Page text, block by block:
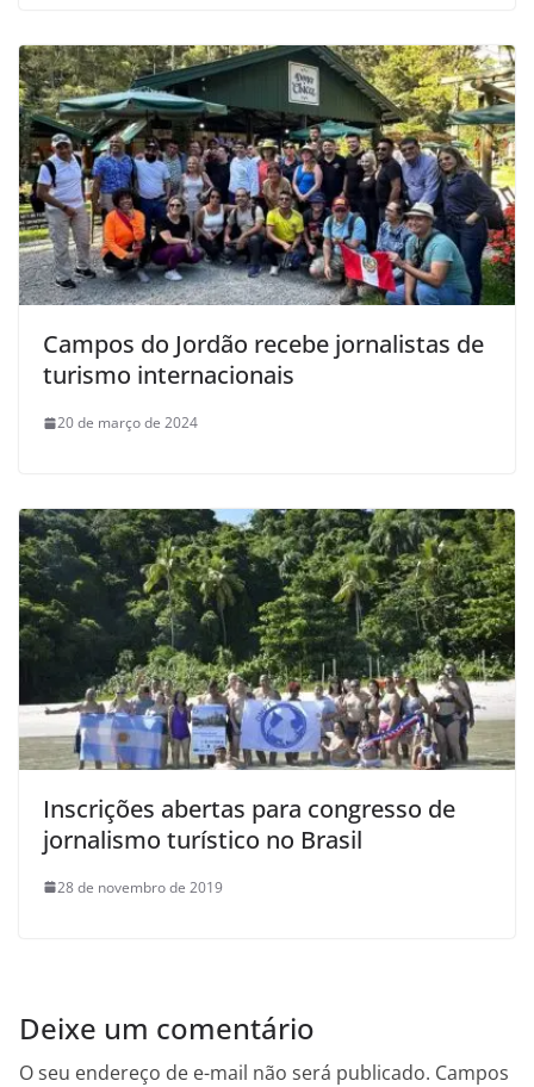
Campos do Jordão recebe jornalistas de
turismo internacionais
20 de março de 2024
Inscrições abertas para congresso de
jornalismo turístico no Brasil
28 de novembro de 2019
Deixe um comentário
O seu endereço de e-mail não será publicado. Campos